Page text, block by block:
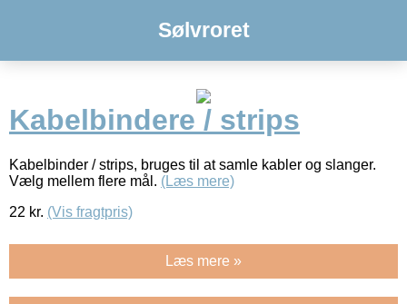
Sølvroret
Kabelbindere / strips
Kabelbinder / strips, bruges til at samle kabler og slanger.
Vælg mellem flere mål. (Læs mere)
22 kr. (Vis fragtpris)
Læs mere »